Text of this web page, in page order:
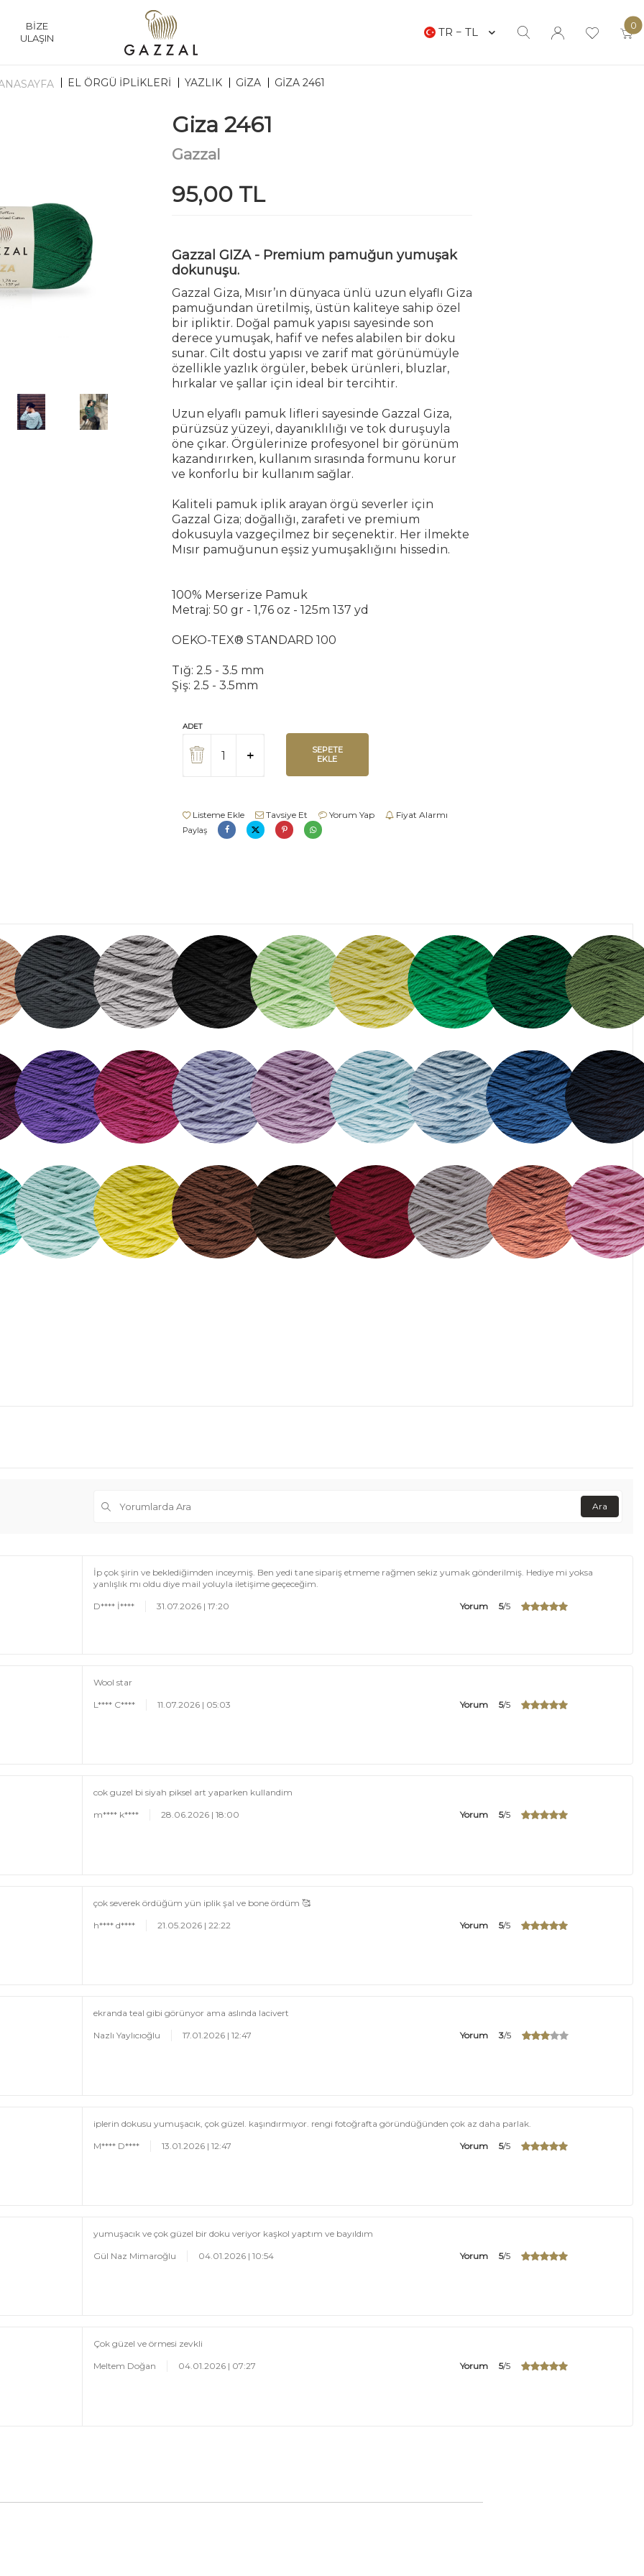
BİZE
ULAŞIN
TR − TL
0
EL ÖRGÜ İPLİKLERİ YAZLIK GIZA GIZA 2461
Giza 2461
Gazzal
95,00 TL
Gazzal GIZA - Premium pamuğun yumuşak
dokunuşu.
Gazzal Giza, Mısır’ın dünyaca ünlü uzun elyaflı Giza
pamuğundan üretilmiş, üstün kaliteye sahip özel
bir ipliktir. Doğal pamuk yapısı sayesinde son
derece yumuşak, hafif ve nefes alabilen bir doku
sunar. Cilt dostu yapısı ve zarif mat görünümüyle
özellikle yazlık örgüler, bebek ürünleri, bluzlar,
hırkalar ve şallar için ideal bir tercihtir.
Uzun elyaflı pamuk lifleri sayesinde Gazzal Giza,
pürüzsüz yüzeyi, dayanıklılığı ve tok duruşuyla
öne çıkar. Örgülerinize profesyonel bir görünüm
kazandırırken, kullanım sırasında formunu korur
ve konforlu bir kullanım sağlar.
Kaliteli pamuk iplik arayan örgü severler için
Gazzal Giza; doğallığı, zarafeti ve premium
dokusuyla vazgeçilmez bir seçenektir. Her ilmekte
Mısır pamuğunun eşsiz yumuşaklığını hissedin.
100% Merserize Pamuk
Metraj: 50 gr - 1,76 oz - 125m 137 yd
OEKO-TEX® STANDARD 100
Tığ: 2.5 - 3.5 mm
Şiş: 2.5 - 3.5mm
ADET
SEPETE
EKLE
Listeme Ekle Tavsiye Et Yorum Yap Fiyat Alarmı
Paylaş
Ara
İp çok şirin ve beklediğimden inceymiş. Ben yedi tane sipariş etmeme rağmen sekiz yumak gönderilmiş. Hediye mi yoksa
yanlışlık mı oldu diye mail yoluyla iletişime geçeceğim.
D**** İ**** 31.07.2026 | 17:20 Yorum 5/5
Wool star
L**** C**** 11.07.2026 | 05:03 Yorum 5/5
cok guzel bi siyah piksel art yaparken kullandim
m**** k**** 28.06.2026 | 18:00 Yorum 5/5
çok severek ördüğüm yün iplik şal ve bone ördüm 🥰
h**** d**** 21.05.2026 | 22:22 Yorum 5/5
ekranda teal gibi görünyor ama aslında lacivert
Nazlı Yaylıcıoğlu 17.01.2026 | 12:47 Yorum 3/5
iplerin dokusu yumuşacık, çok güzel. kaşındırmıyor. rengi fotoğrafta göründüğünden çok az daha parlak.
M**** D**** 13.01.2026 | 12:47 Yorum 5/5
yumuşacık ve çok güzel bir doku veriyor kaşkol yaptım ve bayıldım
Gül Naz Mimaroğlu 04.01.2026 | 10:54 Yorum 5/5
Çok güzel ve örmesi zevkli
Meltem Doğan 04.01.2026 | 07:27 Yorum 5/5